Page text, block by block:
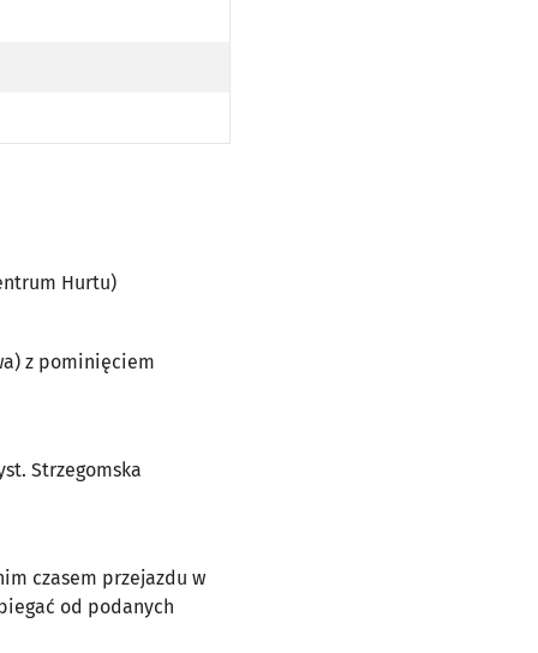
HURTU)STRZEGOMSKA (KRZYŻÓWKA) PO TRASIE)
(DO PRZYST. STRZEGOMSKA (KRZYŻÓWKA) PO TRASIE)
(KRZYŻÓWKA) PO TRASIE)
STRZEGOMSKA (KRZYŻÓWKA) PO TRASIE)
(DO PRZYST. STRZEGOMSKA (KRZYŻÓWKA) PO TRASIE)
Hurtu)
z pominięciem
Strzegomska
czasem przejazdu w
od podanych